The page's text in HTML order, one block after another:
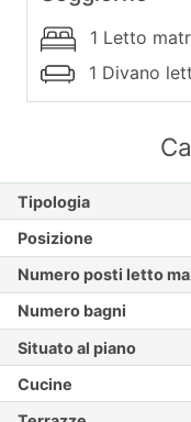
1 Letto
1 Divano
Tipologia
Posizione
Numero posti letto
Numero bagni
Situato al piano
Cucine